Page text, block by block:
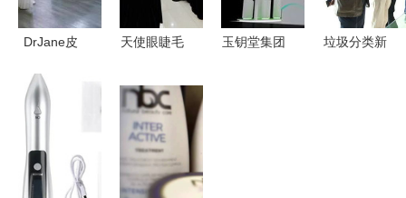
合与创新
DrJane皮
加盟 生活
美容服务市
场的新机遇
天使眼睫毛
可靠吗？
——深入解
析与加盟问
答
玉钥堂集团
垃圾分类新